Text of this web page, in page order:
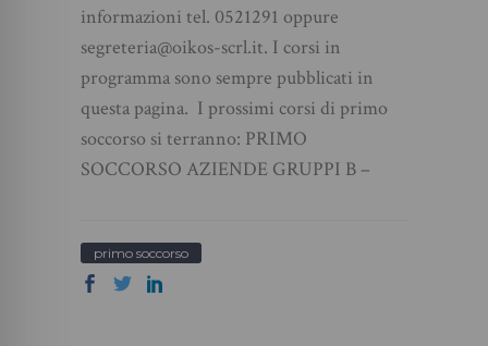
informazioni tel. 0521291 oppure
segreteria@oikos-scrl.it. I corsi in
programma sono sempre pubblicati in
questa pagina. I prossimi corsi di primo
soccorso si terranno: PRIMO
SOCCORSO AZIENDE GRUPPI B –
primo soccorso